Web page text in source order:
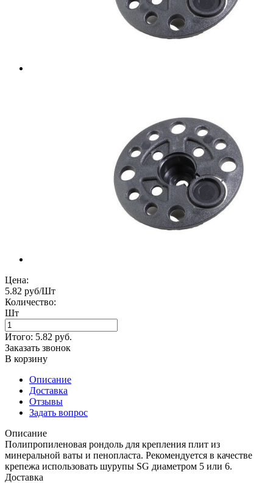
Цена:
5.82 руб/Шт
Количество:
Шт
Итого: 5.82 руб.
Заказать звонок
В корзину
Описание
Доставка
Отзывы
Задать вопрос
Описание
Полипропиленовая рондоль для крепления плит из
минеральной ваты и пенопласта. Рекомендуется в качестве
крепежа использовать шурупы SG диаметром 5 или 6.
Доставка